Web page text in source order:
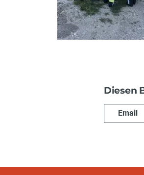
Diesen
Email